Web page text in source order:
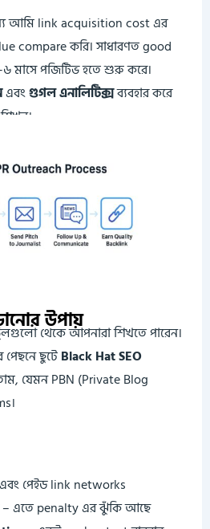
আমি link acquisition cost এর
compare করি। সাধারণত good
মাসে পজিটিভ হতে শুরু করে।
এবংগুগল এনালিটিক্সব্যবহার করে
উপায়
থেকে আপনারা শিখতে পারেন।
ছুটেBlack Hat SEO
যেমন PBN (Private Blog
এবং পেইড link networks
– এতে penalty এর ঝুঁকি আছে